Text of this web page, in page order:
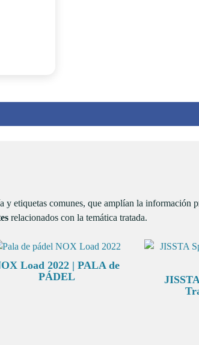
etiquetas comunes, que amplían la información
relacionados con la temática tratada.
Load 2022 | PALA de
PÁDEL